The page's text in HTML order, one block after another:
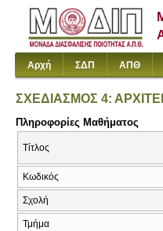
Αρχή ΣΔΠ ΑΠΘ
ΣΧΕΔΙΑΣΜΟΣ 4:
Πληροφορίες Μαθήματος
Τίτλος
Κωδικός
Σχολή
Τμήμα